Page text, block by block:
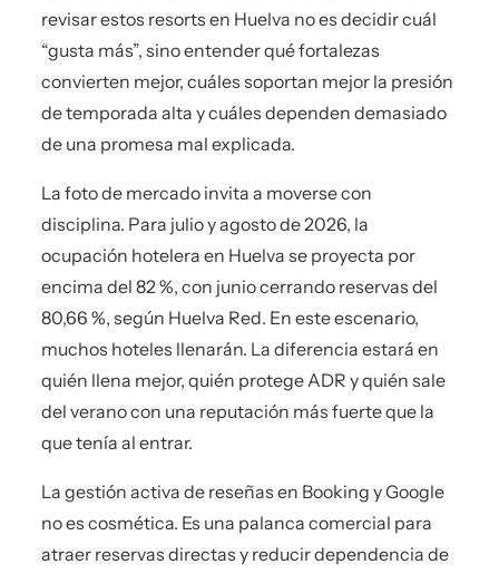
revisar estos resorts en Huelva no es decidir cuál
“gusta más”, sino entender qué fortalezas
convierten mejor, cuáles soportan mejor la presión
de temporada alta y cuáles dependen demasiado
de una promesa mal explicada.
La foto de mercado invita a moverse con
disciplina. Para julio y agosto de 2026, la
ocupación hotelera en Huelva se proyecta por
encima del 82 %, con junio cerrando reservas del
80,66 %, según Huelva Red. En este escenario,
muchos hoteles llenarán. La diferencia estará en
quién llena mejor, quién protege ADR y quién sale
del verano con una reputación más fuerte que la
que tenía al entrar.
La gestión activa de reseñas en Booking y Google
no es cosmética. Es una palanca comercial para
atraer reservas directas y reducir dependencia de